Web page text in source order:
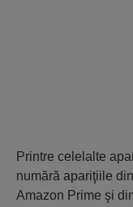
Printre celelalte
numără apariţiile
Amazon Prime şi